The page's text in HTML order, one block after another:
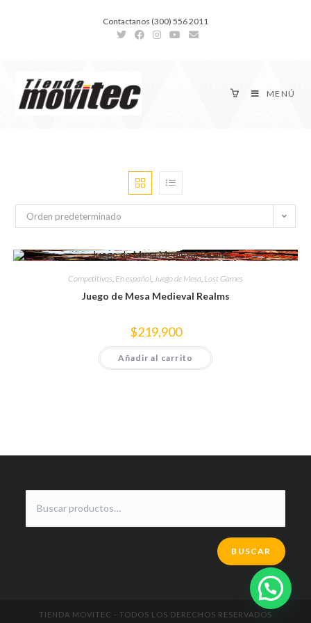
Contactanos (300) 556 2011
MENÚ
Orden predeterminado
Competitivos, En español,Juego de Mesa, Lost Games
Juego de Mesa Medieval Realms
$219,900
Añadir al carrito
BUSCAR
TIENDA MOVITEC - TODOS LOS DERECHOS RESERVADOS